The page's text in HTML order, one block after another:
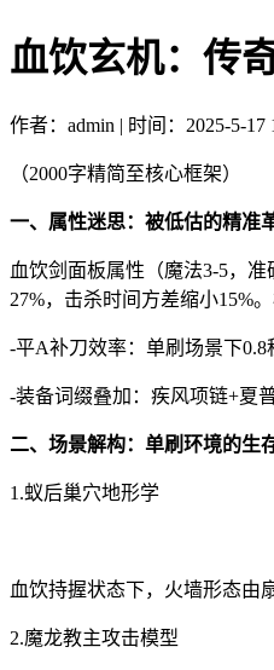
血饮玄机：传
作者：admin | 时间：2025-5-
（2000字精简至核心框架）
一、属性迷思：被低估的精准
血饮剑面板属性（魔法3-5，
27%，击杀时间方差缩小15%
-平A补刀效率：单刷场景下
-装备词缀叠加：疾风项链+夏
二、场景解构：单刷环境的生
1.蚁后巢穴地形学
血饮持握状态下，火墙形态由
2.魔龙教主攻击模型